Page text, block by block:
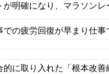
明確になり、マラソン
の疲労回復が早まり仕
に取り入れた「根本改